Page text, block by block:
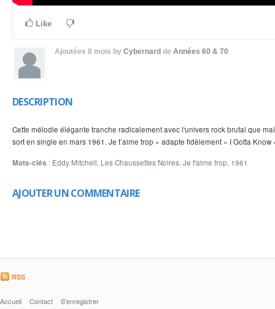
Like
Ajoutées 8 mois by Cybernard de Années 60 & 70
DESCRIPTION
Cette mélodie élégante tranche radicalement avec l'univers rock brutal que
sort en single en mars 1961. Je t’aime trop » adapte fidèlement « I Gotta Know
Mots-clés : Eddy Mitchell, Les Chaussettes Noires, Je t'aime trop, 1961
AJOUTER UN COMMENTAIRE
RSS
Accueil Contact
S'enregistrer